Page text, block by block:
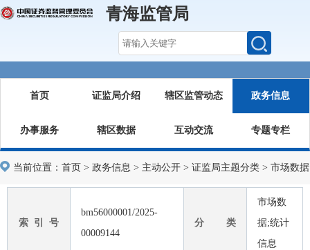
青海监管局
首页 证监局介绍 辖区监管动态 政务信息
办事服务 辖区数据 互动交流 专题专栏
当前位置： 首页 > 政务信息 > 主动公开 > 证监局主题分类 > 市场数据
索 引 号
bm56000001/2025-
00009144
分 类
市场数
据;统计
信息